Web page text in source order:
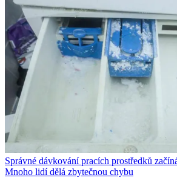
Správné dávkování pracích prostředků
Mnoho lidí dělá zbytečnou chybu